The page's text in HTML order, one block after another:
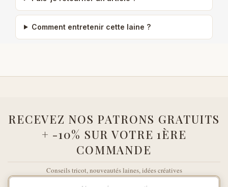
Comment entretenir cette laine ?
RECEVEZ NOS PATRONS GRATUITS
+ -10% SUR VOTRE 1ÈRE
COMMANDE
Conseils tricot, nouveautés laines, idées créatives
Votre adresse e-mail